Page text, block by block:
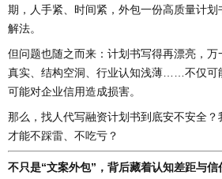
期，人手紧、时间紧，外包一份高质量计
解法。
但问题也随之而来：计划书写得再漂亮，
真实、结构空洞、行业认知浅薄……不仅可
可能对企业信用造成损害。
那么，找人代写融资计划书到底安不安全？
才能不踩雷、不吃亏？
不只是“文案外包”，背后藏着认知差距与信